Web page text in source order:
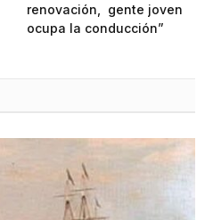
renovación, gente joven
ocupa la conducción”